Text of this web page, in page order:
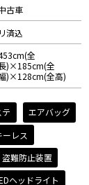
古車
リ済込
全
)×185cm(全
)×128cm(全高)
テ
エアバッグ
ーレス
盗難防止装置
ヘッドライト